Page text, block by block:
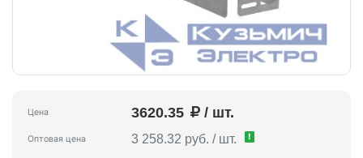
Цена 3620.35 / шт.
Оптовая цена 3 258.32 руб. / шт. !